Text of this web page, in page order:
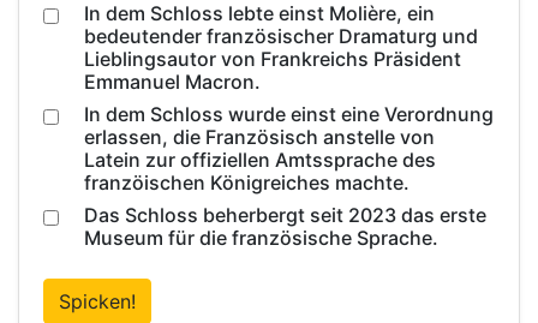
In dem Schloss lebte einst Molière, ein
bedeutender französischer Dramaturg und
Lieblingsautor von Frankreichs Präsident
Emmanuel Macron.
In dem Schloss wurde einst eine Verordnung
erlassen, die Französisch anstelle von
Latein zur offiziellen Amtssprache des
franzöischen Königreiches machte.
Das Schloss beherbergt seit 2023 das erste
Museum für die französische Sprache.
Spicken!